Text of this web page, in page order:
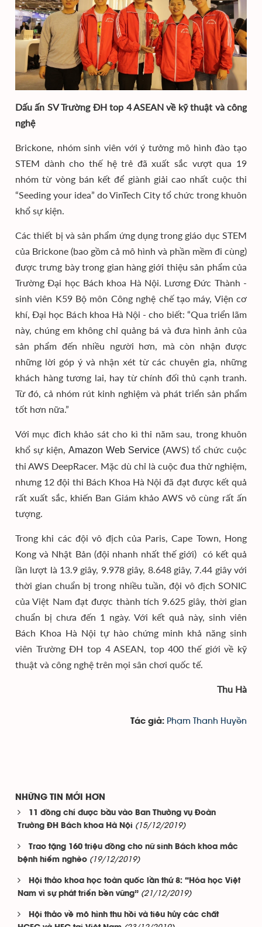
Dấu ấn SV Trường ĐH top 4 ASEAN về kỹ thuật và công
nghệ
Brickone, nhóm sinh viên với ý tưởng mô hình đào tạo
STEM dành cho thế hệ trẻ đã xuất sắc vượt qua 19
nhóm từ vòng bán kết để giành giải cao nhất cuộc thi
“Seeding your idea” do VinTech City tổ chức trong khuôn
khổ sự kiện.
Các thiết bị và sản phẩm ứng dụng trong giáo dục STEM
của Brickone (bao gồm cả mô hình và phần mềm đi cùng)
được trưng bày trong gian hàng giới thiệu sản phẩm của
Trường Đại học Bách khoa Hà Nội. Lương Đức Thành -
sinh viên K59 Bộ môn Công nghệ chế tạo máy, Viện cơ
khí, Đại học Bách khoa Hà Nội - cho biết: “Qua triển lãm
này, chúng em không chỉ quảng bá và đưa hình ảnh của
sản phẩm đến nhiều người hơn, mà còn nhận được
những lời góp ý và nhận xét từ các chuyên gia, những
khách hàng tương lai, hay từ chính đối thủ cạnh tranh.
Từ đó, cả nhóm rút kinh nghiệm và phát triển sản phẩm
tốt hơn nữa.”
Với mục đich khảo sát cho kì thi năm sau, trong khuôn
khổ sự kiện, Amazon Web Service (AWS) tổ chức cuộc
thi AWS DeepRacer. Mặc dù chỉ là cuộc đua thử nghiệm,
nhưng 12 đội thi Bách Khoa Hà Nội đã đạt được kết quả
rất xuất sắc, khiến Ban Giám khảo AWS vô cùng rất ấn
tượng.
Trong khi các đội vô địch của Paris, Cape Town, Hong
Kong và Nhật Bản (đội nhanh nhất thế giới) có kết quả
lần lượt là 13.9 giây, 9.978 giây, 8.648 giây, 7.44 giây với
thời gian chuẩn bị trong nhiều tuần, đội vô địch SONIC
của Việt Nam đạt được thành tích 9.625 giây, thời gian
chuẩn bị chưa đến 1 ngày. Với kết quả này, sinh viên
Bách Khoa Hà Nội tự hào chứng minh khả năng sinh
viên Trường ĐH top 4 ASEAN, top 400 thế giới về kỹ
thuật và công nghệ trên mọi sân chơi quốc tế.
Thu Hà
Tác giả: Phạm Thanh Huyền
NHỮNG TIN MỚI HƠN
11 đồng chí được bầu vào Ban Thường vụ Đoàn
Trường ĐH Bách khoa Hà Nội (15/12/2019)
Trao tặng 160 triệu đồng cho nữ sinh Bách khoa mắc
bệnh hiểm nghèo (19/12/2019)
Hội thảo khoa học toàn quốc lần thứ 8: “Hóa học Việt
Nam vì sự phát triển bền vững” (21/12/2019)
Hội thảo về mô hình thu hồi và tiêu hủy các chất